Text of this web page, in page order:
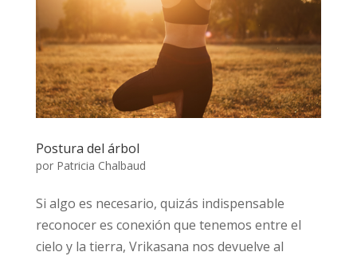
Postura del árbol
por Patricia Chalbaud
Si algo es necesario, quizás indispensable
reconocer es conexión que tenemos entre el
cielo y la tierra, Vrikasana nos devuelve al